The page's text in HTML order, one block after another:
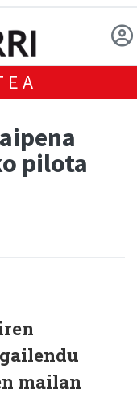
pilota
mailan